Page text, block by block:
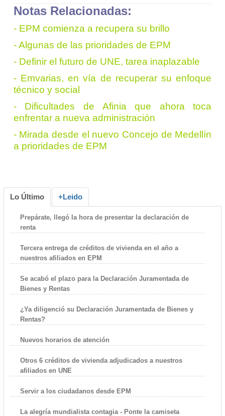
Notas Relacionadas:
- EPM comienza a recupera su brillo
-Algunas de las prioridades de EPM
- Definir el futuro de UNE, tarea inaplazable
-Emvarias, en vía de recuperar su enfoque
técnico y social
- Dificultades de Afinia que ahora toca
enfrentar a nueva administración
- Mirada desde el nuevo Concejo de Medellín
a prioridades de EPM
Lo Último +Leido
Prepárate, llegó la hora de presentar la declaración de
renta
Tercera entrega de créditos de vivienda en el año a
nuestros afiliados en EPM
Se acabó el plazo para la Declaración Juramentada de
Bienes y Rentas
¿Ya diligenció su Declaración Juramentada de Bienes y
Rentas?
Nuevos horarios de atención
Otros 6 créditos de vivienda adjudicados a nuestros
afiliados en UNE
Servir a los ciudadanos desde EPM
La alegría mundialista contagia - Ponte la camiseta